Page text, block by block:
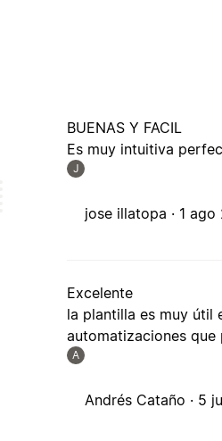
BUENAS Y FACIL
Es muy intuitiva
J
jose illatopa · 1 ago
Excelente
la plantilla es muy útil
automatizaciones
A
Andrés Cataño · 5